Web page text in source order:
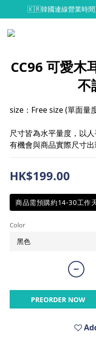
🇰🇷韓國連線營業時間
CC96 可愛木
不
size：Free size (單面量
尺寸皆為水平量度，以人
有機會與商品實際尺寸出
HK$199.00
商品需預購約14-30工作
Color
PREORDER NOW